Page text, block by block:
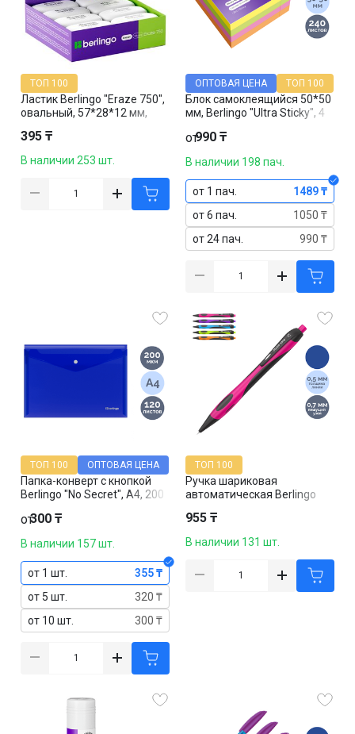
Ластик Berlingo "Eraze 750",
овальный, 57*28*12 мм,
ТОП 100
395 ₸
В наличии 253 шт.
Блок самоклеящийся 50*50
мм, Berlingo "Ultra Sticky", 4
ОПТОВАЯ ЦЕНА ТОП 100
от990 ₸
В наличии 198 пач.
от 1 пач.
1489 ₸
от 6 пач.
1050 ₸
от 24 пач.
990 ₸
Папка-конверт с кнопкой
Berlingo "No Secret", A4, 200
ТОП 100 ОПТОВАЯ ЦЕНА
от300 ₸
В наличии 157 шт.
от 1 шт.
355 ₸
от 5 шт.
320 ₸
от 10 шт.
300 ₸
Ручка шариковая
автоматическая Berlingo
ассорти, синяя, цена за
штуку
ТОП 100
955 ₸
В наличии 131 шт.